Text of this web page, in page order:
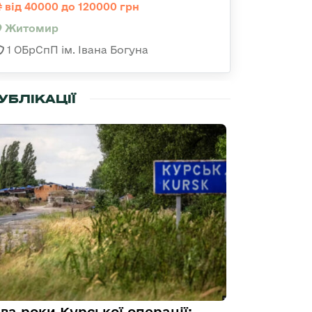
від 40000 до 120000 грн
Житомир
1 ОБрСпП ім. Івана Богуна